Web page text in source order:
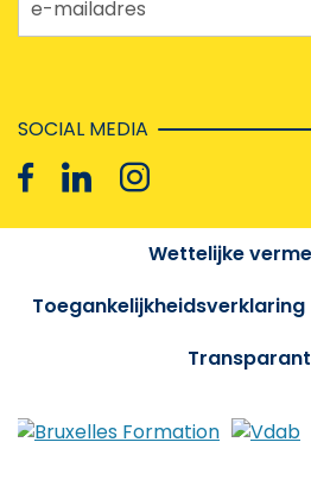
SOCIAL MEDIA
Wettelijke
Toegankelijkheidsverklaring